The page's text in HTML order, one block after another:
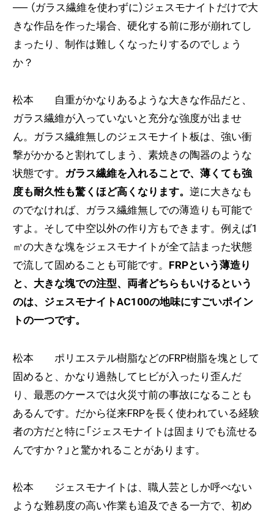
── （ガラス繊維を使わずに） ジェスモナイトだけで大
きな作品を作った場合、硬化する前に形が崩れてし
まったり、制作は難しくなったりするのでしょう
か？
松本 自重がかなりあるような大きな作品だと、
ガラス繊維が入っていないと充分な強度が出ませ
ん。ガラス繊維無しのジェスモナイト板は、強い衝
撃がかかると割れてしまう、素焼きの陶器のような
状態です。 ガラス繊維を入れることで、薄くても強
度も耐久性も驚くほど高くなります。 逆に大きなも
のでなければ、ガラス繊維無しでの薄造りも可能で
すよ。そして中空以外の作り方もできます。例えば1
㎥の大きな塊をジェスモナイトが全て詰まった状態
で流して固めることも可能です。 FRPという薄造り
と、大きな塊での注型、両者どちらもいけるという
のは、ジェスモナイトAC100の地味にすごいポイン
トの一つです。
松本 ポリエステル樹脂などのFRP樹脂を塊として
固めると、かなり過熱してヒビが入ったり歪んだ
り、最悪のケースでは火災寸前の事故になることも
あるんです。だから従来FRPを長く使われている経験
者の方だと特に「ジェスモナイトは固まりでも流せる
んですか？」と驚かれることがあります。
松本 ジェスモナイトは、職人芸としか呼べない
ような難易度の高い作業も追及できる一方で、初め